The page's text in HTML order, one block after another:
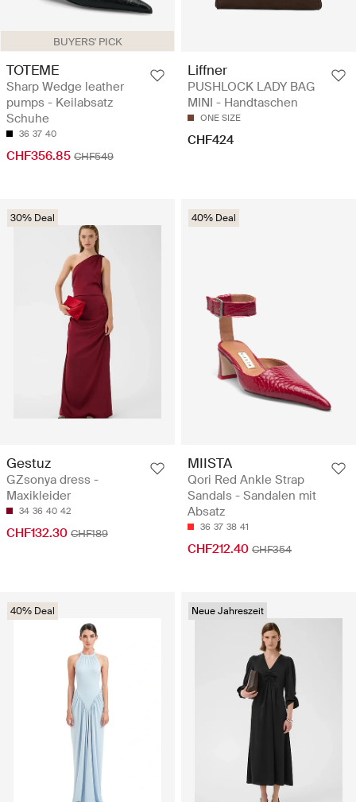
BUYERS' PICK
TOTEME
Sharp Wedge leather
pumps - Keilabsatz
Schuhe
36 37 40
CHF356.85 CHF549
Liffner
PUSHLOCK LADY BAG
MINI - Handtaschen
ONE SIZE
CHF424
30% Deal
Gestuz
GZsonya dress -
Maxikleider
34 36 40 42
CHF132.30 CHF189
40% Deal
MIISTA
Qori Red Ankle Strap
Sandals - Sandalen mit
Absatz
36 37 38 41
CHF212.40 CHF354
40% Deal Neue Jahreszeit